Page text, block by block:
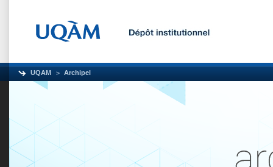
UQAM Archipel